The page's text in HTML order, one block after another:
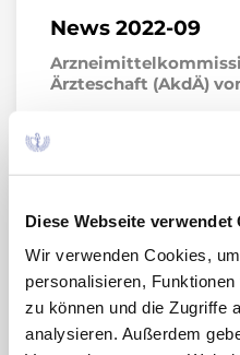
Diese Webseite verwendet
Wir verwenden Cookies,
personalisieren,
zu können und die Zugriffe
analysieren. Außerdem
News 2022-09
Ärzteschaft (AkdÄ)
Stellungnahme der
(neues AWG:
Jahre) (Zepatier®) –
11.03.2022
News 2022-07